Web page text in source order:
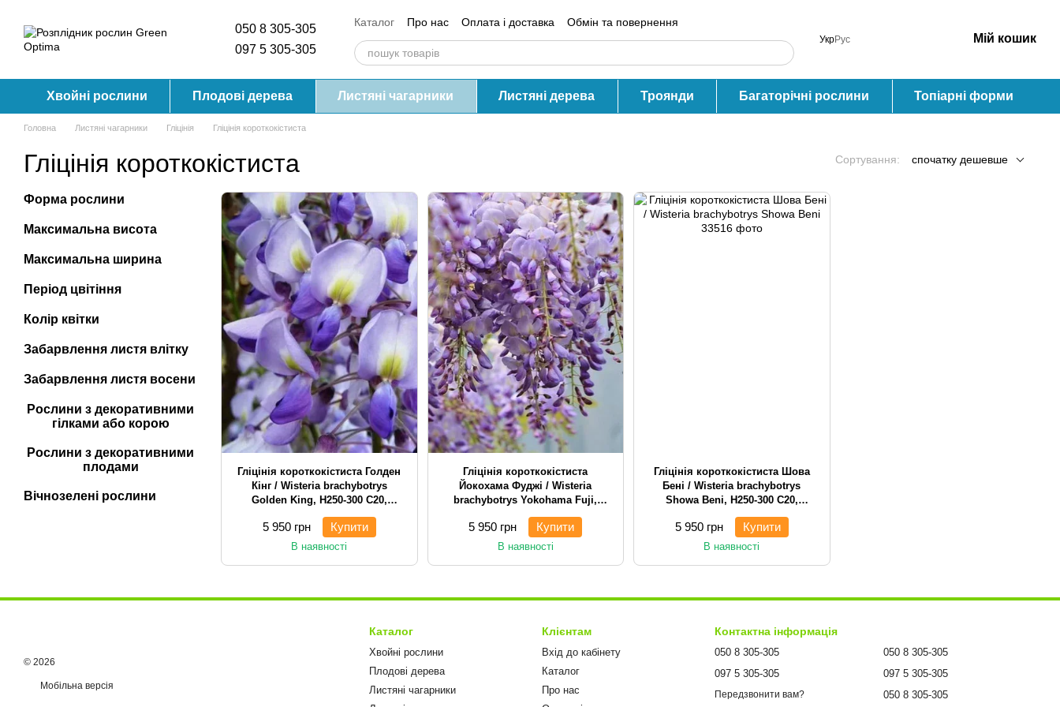
050 8 305-305
097 5 305-305
Каталог Про нас Оплата і доставка
Обмін та повернення
Контактна інформація
Блог Відгуки про магазин УкрРус Мій кошик
Хвойні рослини Плодові дерева Листяні чагарники Листяні дерева Троянди Багаторічні рослини Топіарні форми
Головна Листяні чагарники Гліцінія Гліцінія короткокістиста
Гліцінія короткокістиста Сортування: спочатку дешевше
Гліцінія короткокістиста Голден
Кінг / Wisteria brachybotrys
Golden King, H250-300 С20,
в'юнка/сланка
5 950 грн Купити
В наявності
Гліцінія короткокістиста
Йокохама Фуджі / Wisteria
brachybotrys Yokohama Fuji,
H250-300 С20, в'юнка/сланка
5 950 грн Купити
В наявності
Гліцінія короткокістиста Шова
Бені / Wisteria brachybotrys
Showa Beni, H250-300 С20,
в'юнка/сланка
5 950 грн Купити
В наявності
Форма рослини
Максимальна висота
Максимальна ширина
Період цвітіння
Колір квітки
Забарвлення листя влітку
Забарвлення листя восени
Рослини з декоративними
гілками або корою
Рослини з декоративними
плодами
Вічнозелені рослини
© 2026
Мобільна версія
Каталог
Хвойні рослини
Плодові дерева
Листяні чагарники
Клієнтам
Вхід до кабінету
Каталог
Про нас
Контактна інформація
050 8 305-305
097 5 305-305
Передзвонити вам?
050 8 305-305
097 5 305-305
050 8 305-305